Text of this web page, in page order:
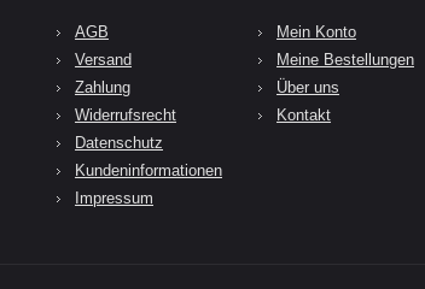
AGB
Versand
Zahlung
Widerrufsrecht
Datenschutz
Kundeninformationen
Impressum
Mein Konto
Meine Bestellungen
Über uns
Kontakt